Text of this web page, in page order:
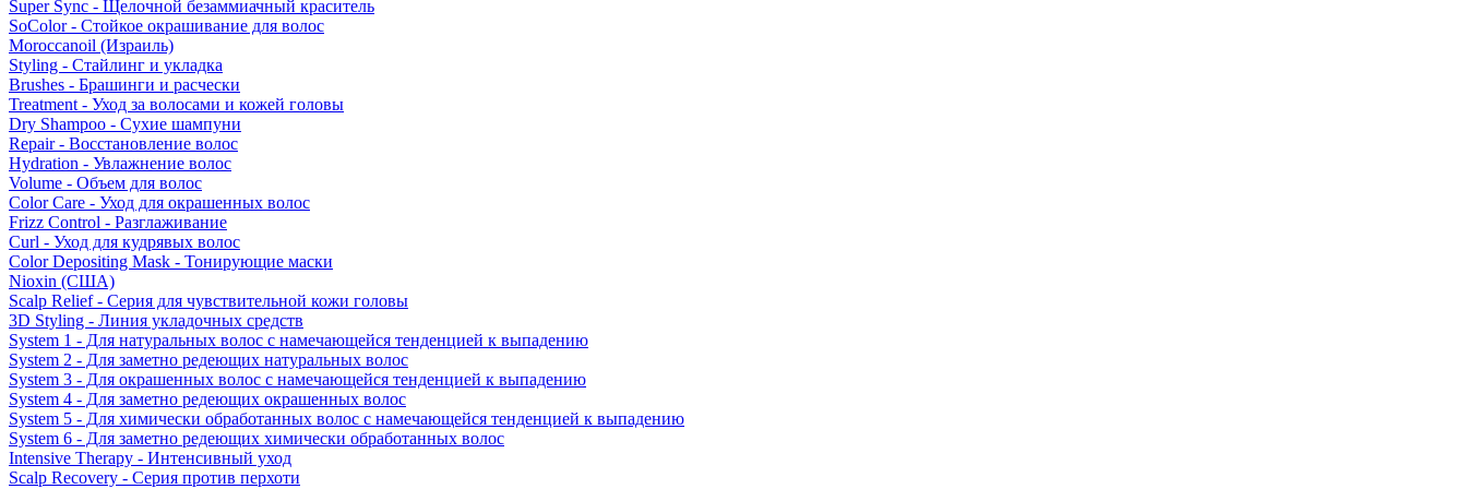
Super Sync - Щелочной безаммиачный краситель
SoColor - Стойкое окрашивание для волос
Moroccanoil (Израиль)
Styling - Стайлинг и укладка
Brushes - Брашинги и расчески
Treatment - Уход за волосами и кожей головы
Dry Shampoo - Сухие шампуни
Repair - Восстановление волос
Hydration - Увлажнение волос
Volume - Объем для волос
Color Care - Уход для окрашенных волос
Frizz Control - Разглаживание
Curl - Уход для кудрявых волос
Color Depositing Mask - Тонирующие маски
Nioxin (США)
Scalp Relief - Серия для чувствительной кожи головы
3D Styling - Линия укладочных средств
System 1 - Для натуральных волос с намечающейся тенденцией к выпадению
System 2 - Для заметно редеющих натуральных волос
System 3 - Для окрашенных волос с намечающейся тенденцией к выпадению
System 4 - Для заметно редеющих окрашенных волос
System 5 - Для химически обработанных волос с намечающейся тенденцией к выпадению
System 6 - Для заметно редеющих химически обработанных волос
Intensive Therapy - Интенсивный уход
Scalp Recovery - Серия против перхоти